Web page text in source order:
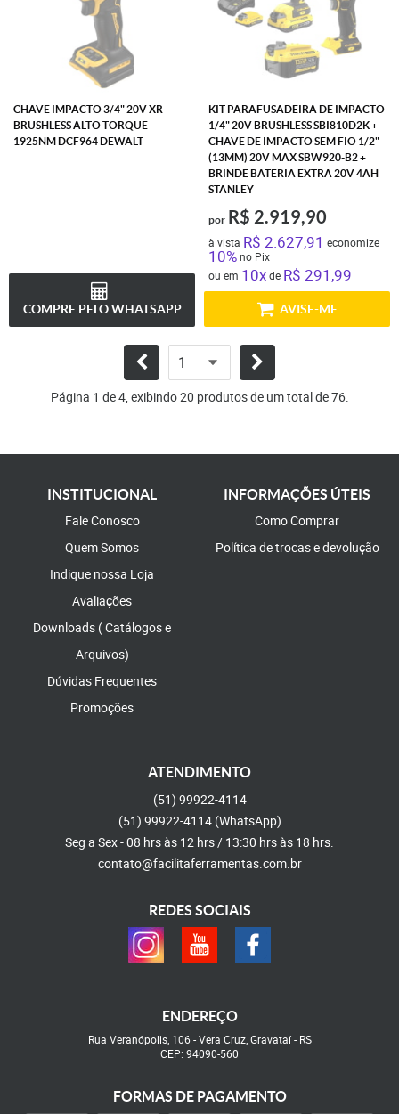
CHAVE IMPACTO 3/4" 20V XR
BRUSHLESS ALTO TORQUE
1925NM DCF964 DEWALT
COMPRE PELO WHATSAPP
KIT PARAFUSADEIRA DE IMPACTO
1/4" 20V BRUSHLESS SBI810D2K +
CHAVE DE IMPACTO SEM FIO 1/2"
(13MM) 20V MAX SBW920-B2 +
BRINDE BATERIA EXTRA 20V 4AH
STANLEY
por R$ 2.919,90
à vista R$ 2.627,91 economize
10%no Pix
ou em 10xde R$ 291,99
AVISE-ME
Página 1 de 4, exibindo 20 produtos de um total de 76.
INSTITUCIONAL
Fale Conosco
Quem Somos
Indique nossa Loja
Avaliações
Downloads ( Catálogos e
Arquivos)
Dúvidas Frequentes
Promoções
INFORMAÇÕES ÚTEIS
Como Comprar
Política de trocas e devolução
ATENDIMENTO
(51) 99922-4114
(51) 99922-4114 (WhatsApp)
Seg a Sex - 08 hrs às 12 hrs / 13:30 hrs às 18 hrs.
contato@facilitaferramentas.com.br
REDES SOCIAIS
ENDEREÇO
Rua Veranópolis, 106 -Vera Cruz, Gravataí- RS
CEP: 94090-560
FORMAS DE PAGAMENTO